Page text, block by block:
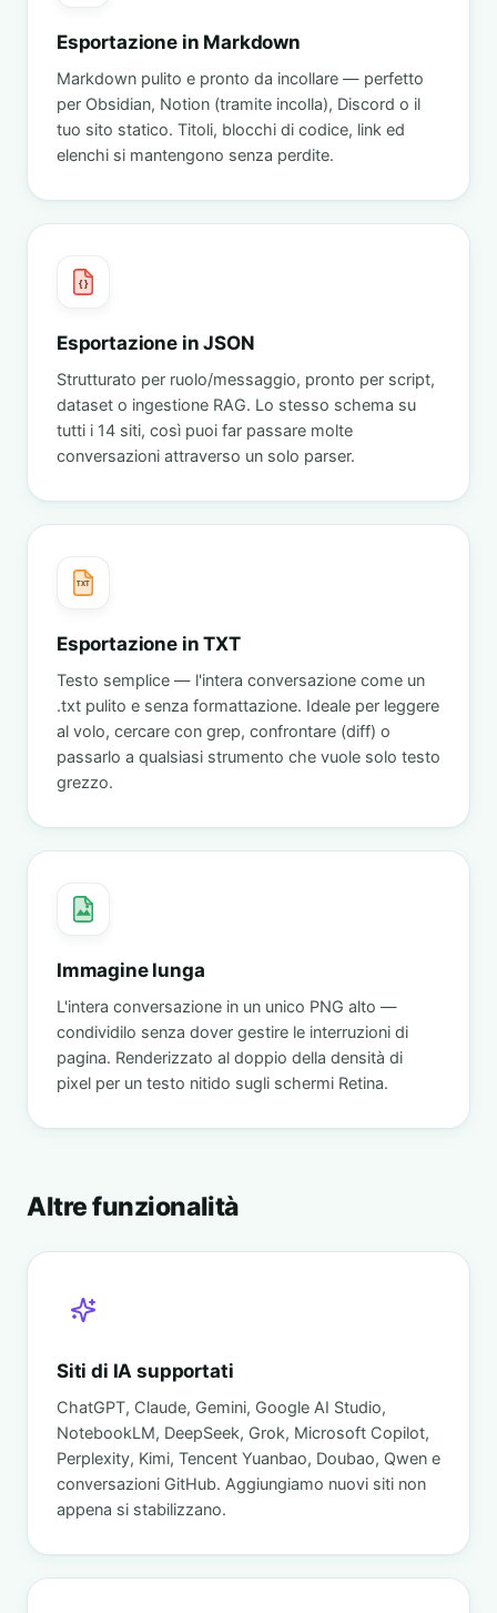
Esportazione in Markdown
Markdown pulito e pronto da incollare — perfetto
per Obsidian, Notion (tramite incolla), Discord o il
tuo sito statico. Titoli, blocchi di codice, link ed
elenchi si mantengono senza perdite.
{ }
Esportazione in JSON
Strutturato per ruolo/messaggio, pronto per script,
dataset o ingestione RAG. Lo stesso schema su
tutti i 14 siti, così puoi far passare molte
conversazioni attraverso un solo parser.
TXT
Esportazione in TXT
Testo semplice — l'intera conversazione come un
.txt pulito e senza formattazione. Ideale per leggere
al volo, cercare con grep, confrontare (diff) o
passarlo a qualsiasi strumento che vuole solo testo
grezzo.
Immagine lunga
L'intera conversazione in un unico PNG alto —
condividilo senza dover gestire le interruzioni di
pagina. Renderizzato al doppio della densità di
pixel per un testo nitido sugli schermi Retina.
Altre funzionalità
Siti di IA supportati
ChatGPT, Claude, Gemini, Google AI Studio,
NotebookLM, DeepSeek, Grok, Microsoft Copilot,
Perplexity, Kimi, Tencent Yuanbao, Doubao, Qwen e
conversazioni GitHub. Aggiungiamo nuovi siti non
appena si stabilizzano.